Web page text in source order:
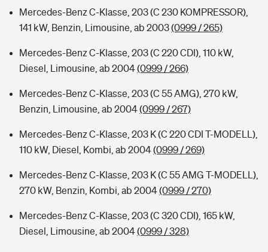
Mercedes-Benz C-Klasse, 203 (C 230 KOMPRESSOR),
141 kW, Benzin, Limousine, ab 2003(0999 / 265)
Mercedes-Benz C-Klasse, 203 (C 220 CDI), 110 kW,
Diesel, Limousine, ab 2004(0999 / 266)
Mercedes-Benz C-Klasse, 203 (C 55 AMG), 270 kW,
Benzin, Limousine, ab 2004(0999 / 267)
Mercedes-Benz C-Klasse, 203 K (C 220 CDI T-MODELL),
110 kW, Diesel, Kombi, ab 2004(0999 / 269)
Mercedes-Benz C-Klasse, 203 K (C 55 AMG T-MODELL),
270 kW, Benzin, Kombi, ab 2004(0999 / 270)
Mercedes-Benz C-Klasse, 203 (C 320 CDI), 165 kW,
Diesel, Limousine, ab 2004(0999 / 328)